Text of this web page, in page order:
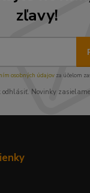
zľavy!
osobných údajov za účelom
odhlásiť. Novinky